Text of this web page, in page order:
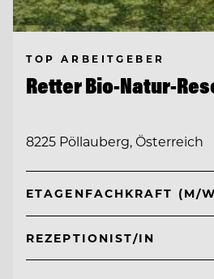
TOP ARBEITGEBER
Retter Bio-Natur-
8225 Pöllauberg, Österreich
ETAGENFACHKRAFT (M/
REZEPTIONIST/IN